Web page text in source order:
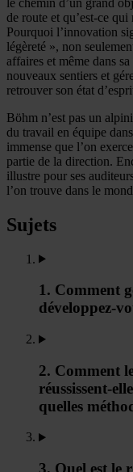
de route et qu’est-ce qui
Pourquoi l’innovation
légèreté », non
affaires et même dans
nouveaux sentiers et
retrouver son état
Böhm n’est pas un
du travail en équipe
immense que l’on
partie de la direction.
illustre pour ses
l’on trouve dans le
Sujets
1. Comment
développez-
2. Comment
réussissent-
quelles
3. Quel est le